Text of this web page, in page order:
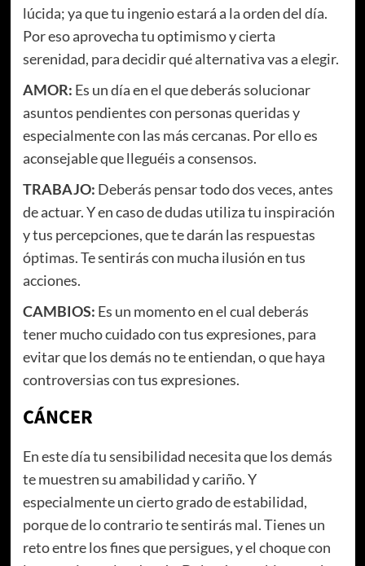
lúcida; ya que tu ingenio estará a la orden del día.
Por eso aprovecha tu optimismo y cierta
serenidad, para decidir qué alternativa vas a elegir.
AMOR: Es un día en el que deberás solucionar
asuntos pendientes con personas queridas y
especialmente con las más cercanas. Por ello es
aconsejable que lleguéis a consensos.
TRABAJO: Deberás pensar todo dos veces, antes
de actuar. Y en caso de dudas utiliza tu inspiración
y tus percepciones, que te darán las respuestas
óptimas. Te sentirás con mucha ilusión en tus
acciones.
CAMBIOS: Es un momento en el cual deberás
tener mucho cuidado con tus expresiones, para
evitar que los demás no te entiendan, o que haya
controversias con tus expresiones.
CÁNCER
En este día tu sensibilidad necesita que los demás
te muestren su amabilidad y cariño. Y
especialmente un cierto grado de estabilidad,
porque de lo contrario te sentirás mal. Tienes un
reto entre los fines que persigues, y el choque con